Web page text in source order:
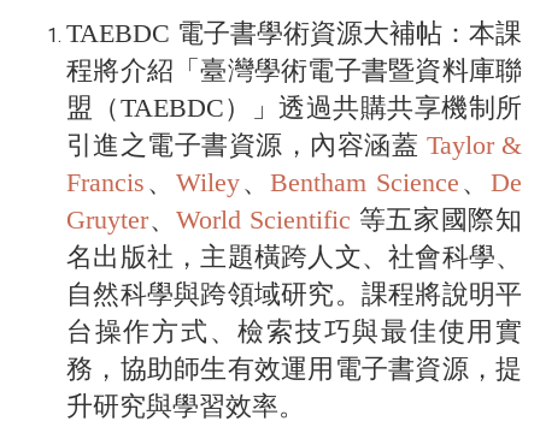
TAEBDC 電子書學術資源大補帖：本課
程將介紹「臺灣學術電子書暨資料庫聯
盟（TAEBDC）」透過共購共享機制所
引進之電子書資源，內容涵蓋 Taylor &
Francis 、 Wiley、Bentham Science 、De
Gruyter、World Scientific 等五家國際知
名出版社，主題橫跨人文、社會科學、
自然科學與跨領域研究。課程將說明平
台操作方式、檢索技巧與最佳使用實
務，協助師生有效運用電子書資源，提
升研究與學習效率。